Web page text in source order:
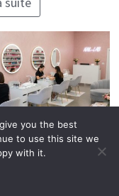
les
you the best
to use this site we
with it.